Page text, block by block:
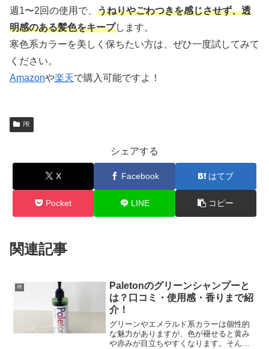
週1〜2回の使用で、 うねりやごわつきを感じさせず、透
明感のある髪色をキープします。
寒色系カラーを美しく保ちたい方は、ぜひ一度試してみて
ください。
Amazonや楽天で購入可能ですよ！
㏚
シェアする
X Facebook はてブ
Pocket LINE コピー
関連記事
㏚
Paletonのグリーンシャンプーと
は？口コミ・使用感・香りまで紹
介！
グリーンやエメラルド系カラーは個性的
な魅力がありますが、色が褪せると黄み
や赤みが目立ちやすくなります。そんな